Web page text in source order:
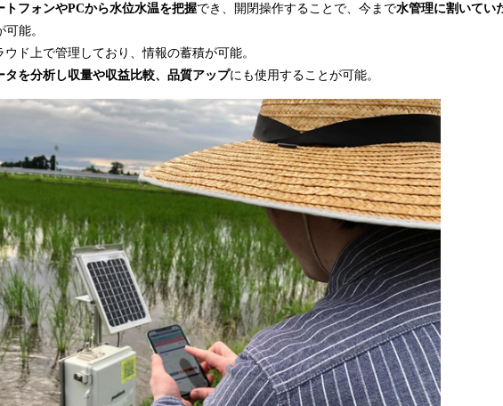
トフォンやPCから水位水温を把握でき、開閉操作することで、今まで水管理に割いてい
能。
ド上で管理しており、情報の蓄積が可能。
タを分析し収量や収益比較、品質アップにも使用することが可能。